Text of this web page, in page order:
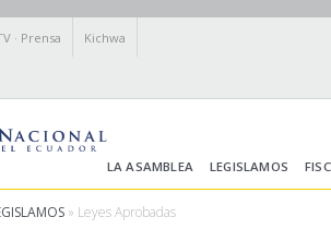
· Prensa Kichwa
LA ASAMBLEA LEGISLAMOS
» Leyes Aprobadas